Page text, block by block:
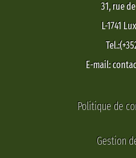
31, rue
L-1741
E-mail:
Politique de
Gestion